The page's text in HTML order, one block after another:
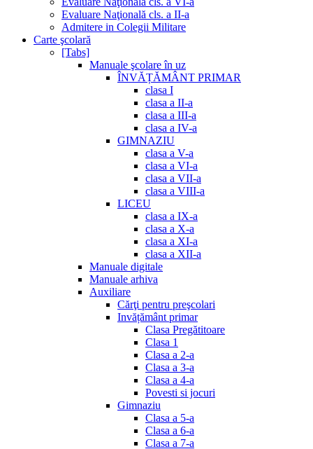
Evaluare Naţională cls. a II-a
Admitere in Colegii Militare
Carte şcolară
[Tabs]
Manuale şcolare în uz
ÎNVĂȚĂMÂNT PRIMAR
clasa I
clasa a II-a
clasa a III-a
clasa a IV-a
GIMNAZIU
clasa a V-a
clasa a VI-a
clasa a VII-a
clasa a VIII-a
LICEU
clasa a IX-a
clasa a X-a
clasa a XI-a
clasa a XII-a
Manuale digitale
Manuale arhiva
Auxiliare
Cărţi pentru preşcolari
Invățământ primar
Clasa Pregătitoare
Clasa 1
Clasa a 2-a
Clasa a 3-a
Clasa a 4-a
Povesti si jocuri
Gimnaziu
Clasa a 5-a
Clasa a 6-a
Clasa a 7-a